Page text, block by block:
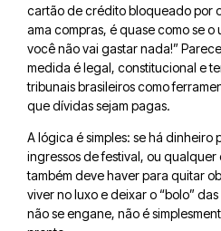
cartão de crédito bloqueado por
ama compras, é quase como se o
você não vai gastar nada!”
medida é legal, constitucional e
tribunais brasileiros como
que dívidas sejam pagas.
A lógica é simples: se há dinheiro
ingressos de festival, ou
também deve haver para quitar
viver no luxo e deixar o “bolo”
não se engane, não é